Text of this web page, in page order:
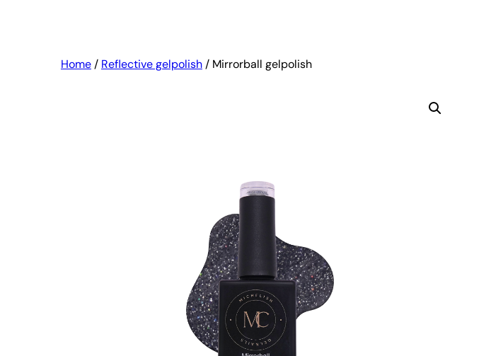
Home/ Reflective gelpolish/ Mirrorball gelpolish